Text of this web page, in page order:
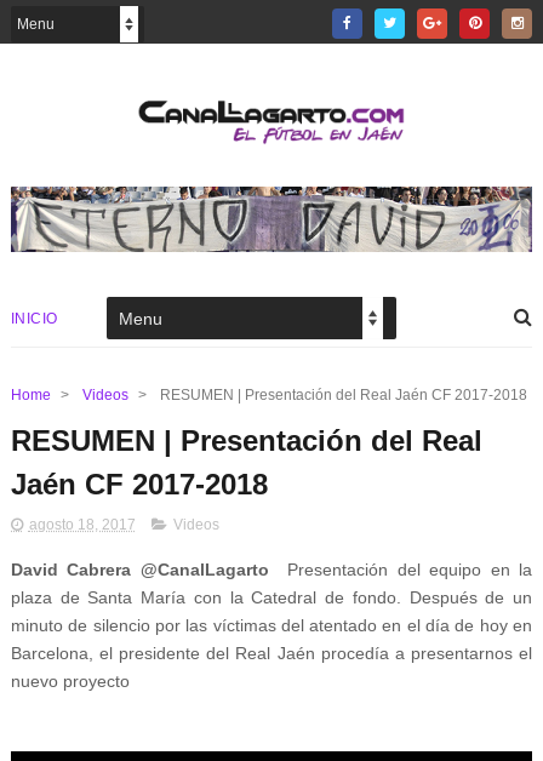
INICIO
Home > Videos > RESUMEN | Presentación del Real Jaén CF 2017-2018
RESUMEN | Presentación del Real
Jaén CF 2017-2018
agosto 18, 2017 Videos
David Cabrera @CanalLagarto Presentación del equipo en la
plaza de Santa María con la Catedral de fondo. Después de un
minuto de silencio por las víctimas del atentado en el día de hoy en
Barcelona, el presidente del Real Jaén procedía a presentarnos el
nuevo proyecto